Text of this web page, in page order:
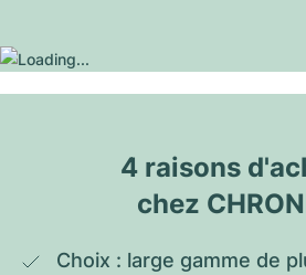
4 raisons
chez
Choix : large gamme de